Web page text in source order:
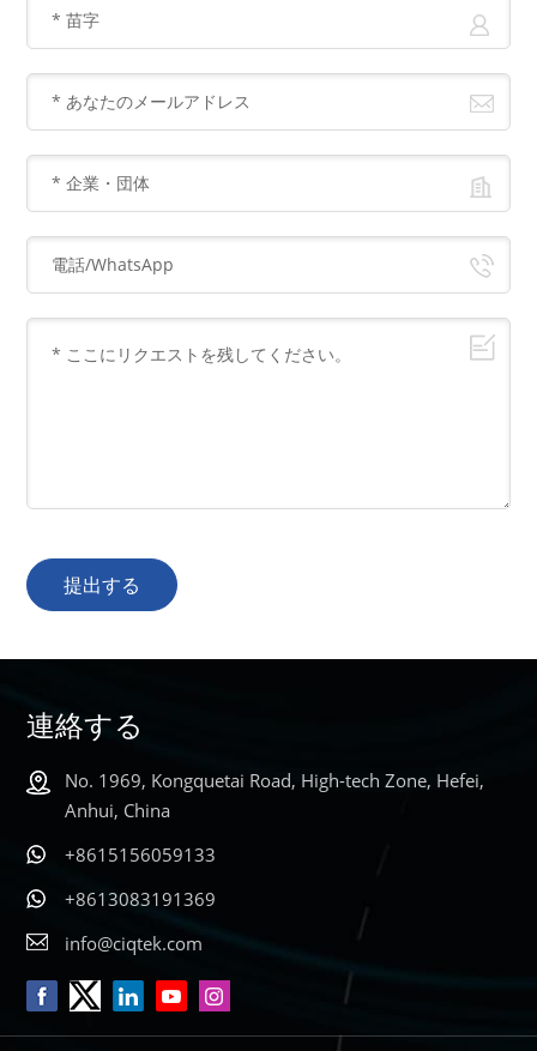
提出する
連絡する
No. 1969, Kongquetai Road, High-tech Zone, Hefei,
Anhui, China
+8615156059133
+8613083191369
info@ciqtek.com